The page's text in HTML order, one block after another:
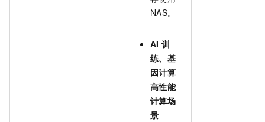
NAS。
AI 训
练、基
因计算
高性能
计算场
景